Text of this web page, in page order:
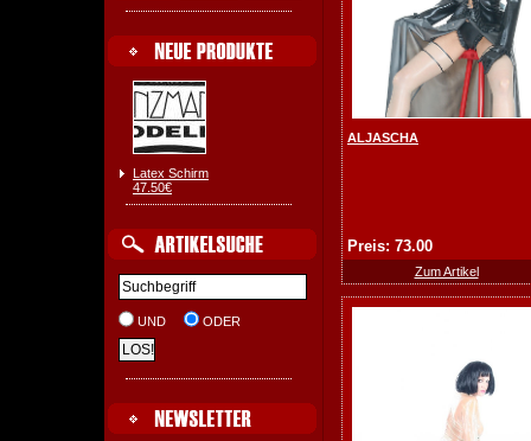
Latex Schirm
47.50€
UND ODER
ALJASCHA
Preis: 73.00
Zum Artikel